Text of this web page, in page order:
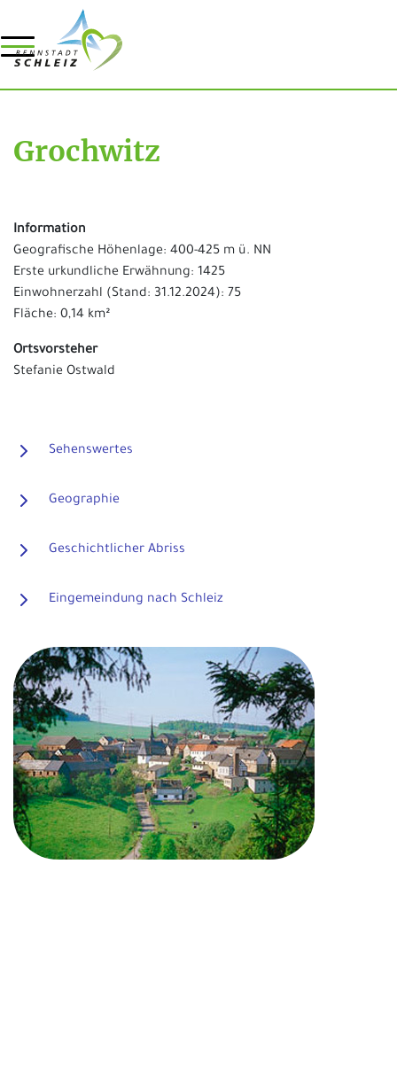
Grochwitz
Information
Geografische Höhenlage: 400-425 m ü. NN
Erste urkundliche Erwähnung: 1425
Einwohnerzahl (Stand: 31.12.2024): 75
Fläche: 0,14 km²
Ortsvorsteher
Stefanie Ostwald
Sehenswertes
Geographie
Geschichtlicher Abriss
Eingemeindung nach Schleiz